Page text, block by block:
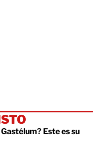
Este es su